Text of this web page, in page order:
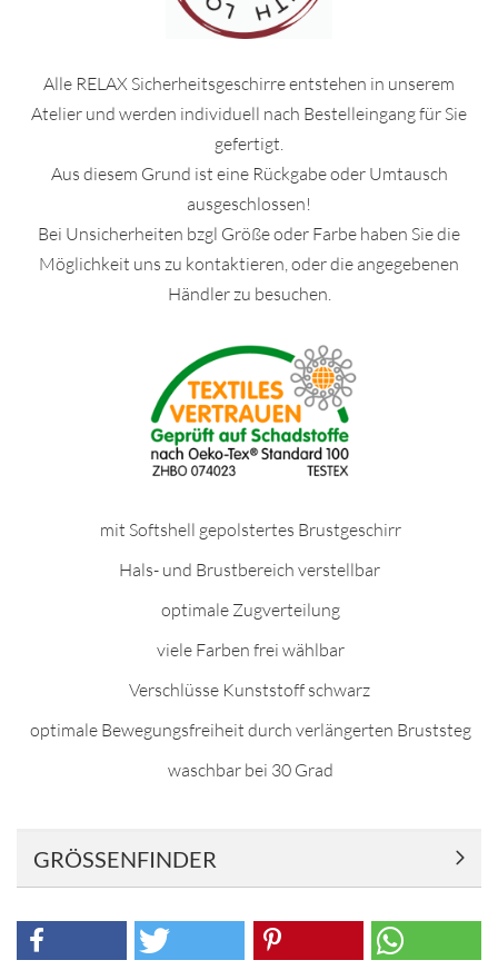
Alle RELAX Sicherheitsgeschirre entstehen in unserem
Atelier und werden individuell nach Bestelleingang für Sie
gefertigt.
Aus diesem Grund ist eine Rückgabe oder Umtausch
ausgeschlossen!
Bei Unsicherheiten bzgl Größe oder Farbe haben Sie die
Möglichkeit uns zu kontaktieren, oder die angegebenen
Händler zu besuchen.
mit Softshell gepolstertes Brustgeschirr
Hals- und Brustbereich verstellbar
optimale Zugverteilung
viele Farben frei wählbar
Verschlüsse Kunststoff schwarz
optimale Bewegungsfreiheit durch verlängerten Bruststeg
waschbar bei 30 Grad
GRÖSSENFINDER